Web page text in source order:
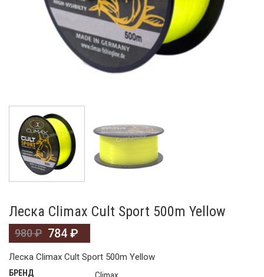
Леска Climax Cult Sport 500m Yellow
980₽ 784 ₽
Леска Climax Cult Sport 500m Yellow
БРЕНД